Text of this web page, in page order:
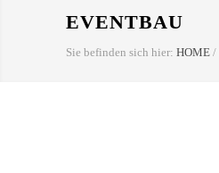
EVENTBAU
Sie befinden sich hier: HOME /